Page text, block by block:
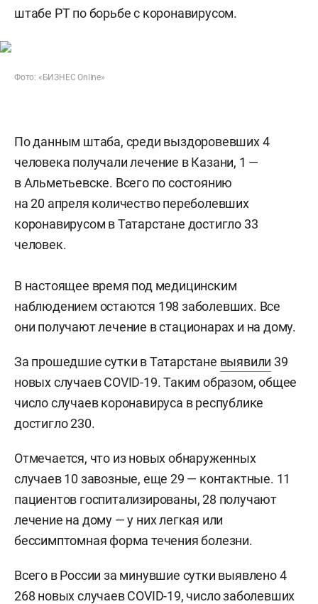
штабе РТ по борьбе с коронавирусом.
Фото: «БИЗНЕС Online»
По данным штаба, среди выздоровевших 4
человека получали лечение в Казани, 1 —
в Альметьевске. Всего по состоянию
на 20 апреля количество переболевших
коронавирусом в Татарстане достигло 33
человек.
В настоящее время под медицинским
наблюдением остаются 198 заболевших. Все
они получают лечение в стационарах и на дому.
За прошедшие сутки в Татарстане выявили 39
новых случаев COVID-19. Таким образом, общее
число случаев коронавируса в республике
достигло 230.
Отмечается, что из новых обнаруженных
случаев 10 завозные, еще 29 — контактные. 11
пациентов госпитализированы, 28 получают
лечение на дому — у них легкая или
бессимптомная форма течения болезни.
Всего в России за минувшие сутки выявлено 4
268 новых случаев COVID-19, число заболевших